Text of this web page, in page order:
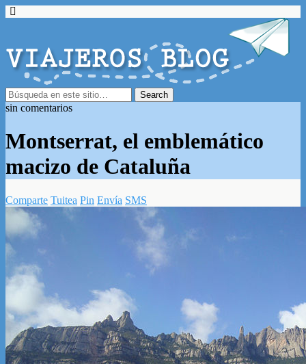
sin comentarios
Montserrat, el emblemático
macizo de Cataluña
Comparte Tuitea Pin Envía SMS